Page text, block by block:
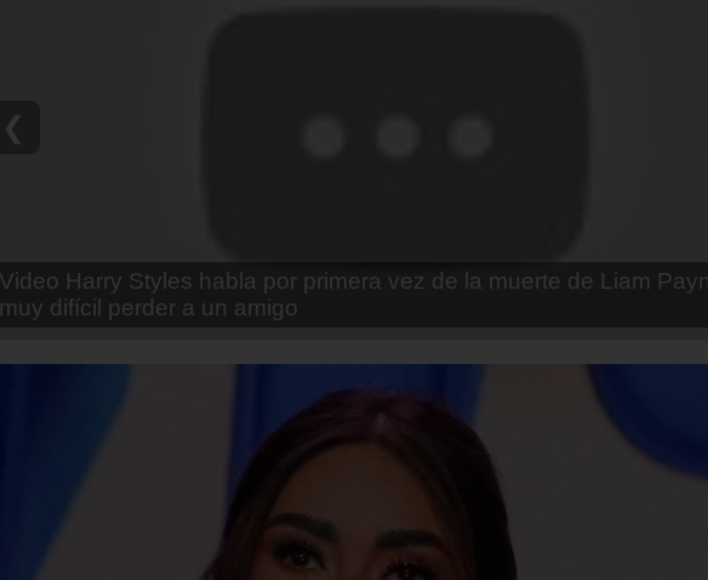
Video Ana Brenda Contreras y la firme promesa que le hizo a su hija
❮